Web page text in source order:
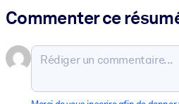
Commenter ce